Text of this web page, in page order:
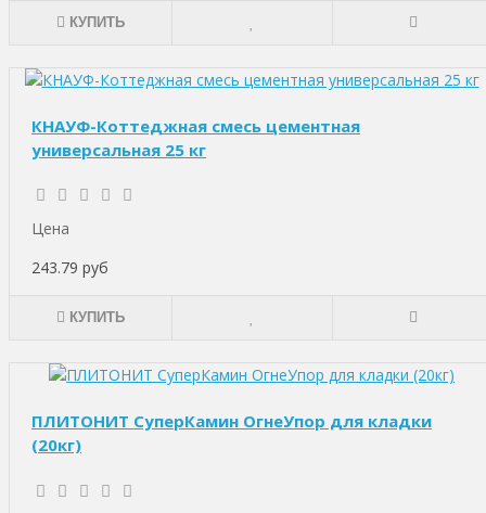
КУПИТЬ
КНАУФ-Коттеджная смесь цементная
универсальная 25 кг
Цена
243.79 руб
КУПИТЬ
ПЛИТОНИТ СуперКамин ОгнеУпор для кладки
(20кг)